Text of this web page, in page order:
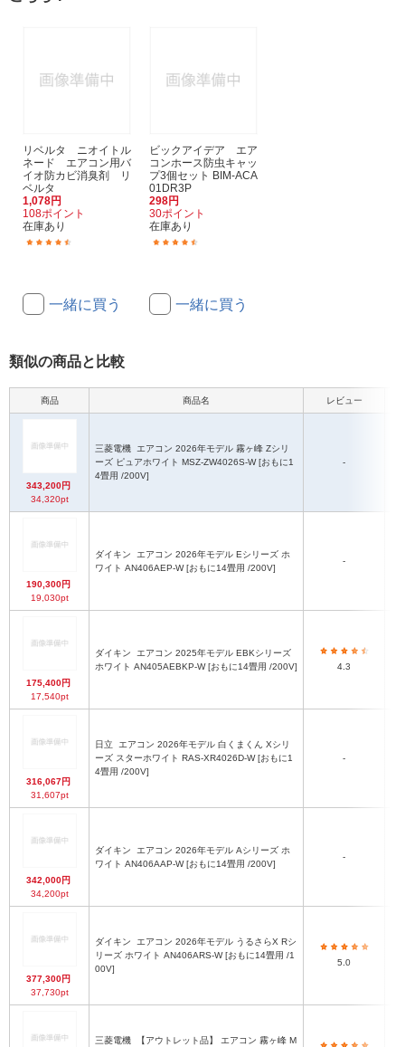
リベルタ ニオイトル
ネード エアコン用バ
イオ防カビ消臭剤 リ
ベルタ
1,078円
108ポイント
在庫あり
一緒に買う
ビックアイデア エア
コンホース防虫キャッ
プ3個セット BIM-ACA
01DR3P
298円
30ポイント
在庫あり
一緒に買う
類似の商品と比較
商品 商品名 レビュー
343,200円
34,320pt
三菱電機
ーズ ピュアホワイト MSZ-ZW4026S-W [おもに1
4畳用 /200V]
-
190,300円
19,030pt
ダイキン
ワイト AN406AEP-W [おもに14畳用 /200V]
-
175,400円
17,540pt
ダイキン
ホワイト AN405AEBKP-W [おもに14畳用 /200V]
4.3
316,067円
31,607pt
日立
ーズ スターホワイト RAS-XR4026D-W [おもに1
4畳用 /200V]
-
342,000円
34,200pt
ダイキン
ワイト AN406AAP-W [おもに14畳用 /200V]
-
377,300円
37,730pt
ダイキン
リーズ ホワイト AN406ARS-W [おもに14畳用 /1
00V]
5.0
三菱電機